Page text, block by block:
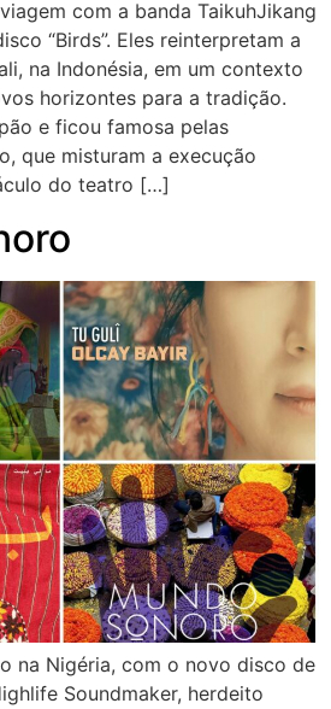
com a banda TaikuhJikang
“Birds”. Eles reinterpretam a
na Indonésia, em um contexto
horizontes para a tradição.
e ficou famosa pelas
que misturam a execução
do teatro […]
na Nigéria, com o novo disco de
Soundmaker, herdeito